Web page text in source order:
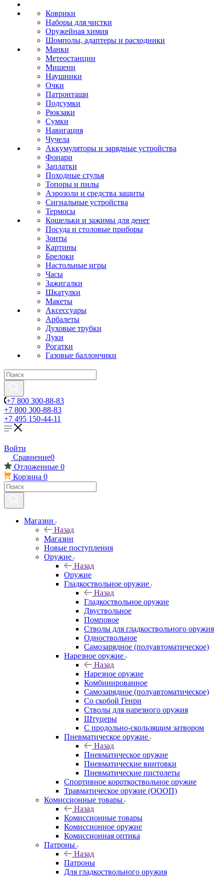
Коврики
Наборы для чистки
Оружейная химия
Шомполы, адаптеры и расходники
Манки
Метеостанции
Мишени
Наушники
Очки
Патронташи
Подсумки
Рюкзаки
Сумки
Навигация
Чучела
Аккумуляторы и зарядные устройства
Фонари
Заплатки
Походные стулья
Топоры и пилы
Аэрозоли и средства защиты
Сигнальные устройства
Термосы
Кошельки и зажимы для денег
Посуда и столовые приборы
Зонты
Картины
Брелоки
Настольные игры
Часы
Зажигалки
Шкатулки
Макеты
Аксессуары
Арбалеты
Духовые трубки
Луки
Рогатки
Газовые баллончики
+7 800 300-88-83
+7 800 300-88-83
+7 495 150-44-11
Войти
Сравнение0
Отложенные 0
Корзина 0
Магазин
Назад
Магазин
Новые поступления
Оружие
Назад
Оружие
Гладкоствольное оружие
Назад
Гладкоствольное оружие
Двуствольное
Помповое
Стволы для гладкоствольного оружия
Одноствольное
Самозарядное (полуавтоматическое)
Нарезное оружие
Назад
Нарезное оружие
Комбинированное
Самозарядное (полуавтоматическое)
Со скобой Генри
Стволы для нарезного оружия
Штуцеры
С продольно-скользящим затвором
Пневматическое оружие
Назад
Пневматическое оружие
Пневматические винтовки
Пневматические пистолеты
Спортивное короткоствольное оружие
Травматическое оружие (ОООП)
Комиссионные товары
Назад
Комиссионные товары
Комиссионное оружие
Комиссионная оптика
Патроны
Назад
Патроны
Для гладкоствольного оружия